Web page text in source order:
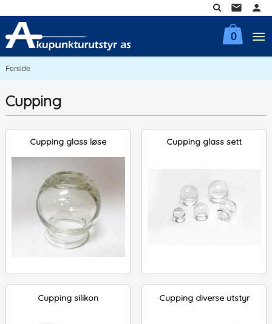
til
innholdet
0
Forside
Cupping
Cupping glass løse Cupping glass sett
Cupping silikon Cupping diverse utstyr